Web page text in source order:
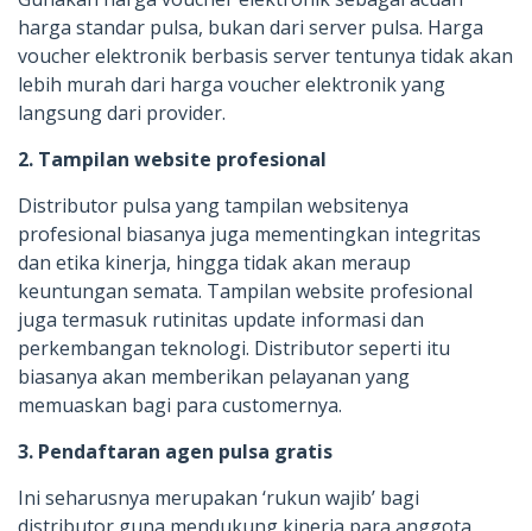
harga standar pulsa, bukan dari server pulsa. Harga
voucher elektronik berbasis server tentunya tidak akan
lebih murah dari harga voucher elektronik yang
langsung dari provider.
2. Tampilan website profesional
Distributor pulsa yang tampilan websitenya
profesional biasanya juga mementingkan integritas
dan etika kinerja, hingga tidak akan meraup
keuntungan semata. Tampilan website profesional
juga termasuk rutinitas update informasi dan
perkembangan teknologi. Distributor seperti itu
biasanya akan memberikan pelayanan yang
memuaskan bagi para customernya.
3. Pendaftaran agen pulsa gratis
Ini seharusnya merupakan ‘rukun wajib’ bagi
distributor guna mendukung kinerja para anggota